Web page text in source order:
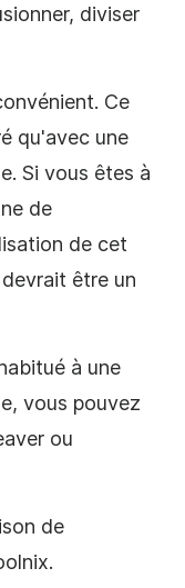
diviser
Ce
qu'avec une
Si vous êtes à
de
de cet
être un
à une
vous pouvez
ou
de